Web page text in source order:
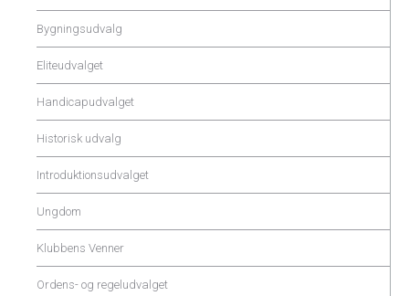
Bygningsudvalg
Eliteudvalget
Handicapudvalget
Historisk udvalg
Introduktionsudvalget
Ungdom
Klubbens Venner
Ordens- og regeludvalget